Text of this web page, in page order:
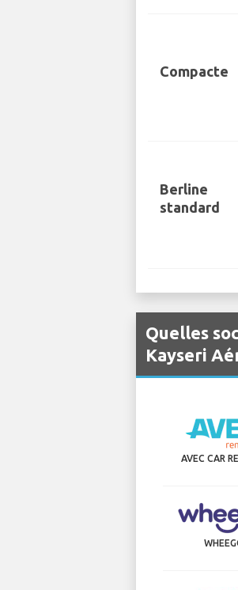
Compacte
Berline
standard
Quelles
Kayseri
AVEC CAR